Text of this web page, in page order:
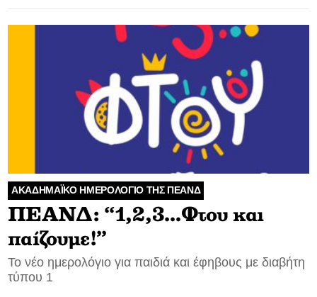
ΑΚΑΔΗΜΑΪΚΟ ΗΜΕΡΟΛΟΓΙΟ ΤΗΣ ΠΕΑΝΔ
ΠΕΑΝΔ: “1,2,3…Φτου και
παίζουμε!”
Το νέο ημερολόγιο για παιδιά και έφηβους με διαβήτη
τύπου 1